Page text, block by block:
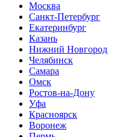
Москва
Санкт-Петербург
Екатеринбург
Казань
Нижний Новгород
Челябинск
Самара
Омск
Ростов-на-Дону
Уфа
Красноярск
Воронеж